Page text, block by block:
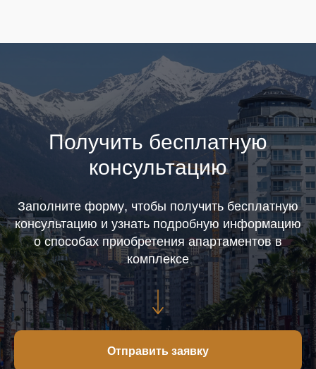
Получить бесплатную
консультацию
Заполните форму, чтобы получить бесплатную
консультацию и узнать подробную информацию
о способах приобретения апартаментов в
комплексе
Отправить заявку